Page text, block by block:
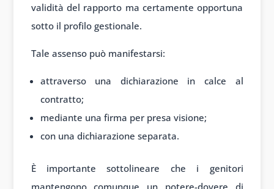
validità del rapporto ma certamente opportuna
sotto il profilo gestionale.
Tale assenso può manifestarsi:
attraverso una dichiarazione in calce al
contratto;
mediante una firma per presa visione;
con una dichiarazione separata.
È importante sottolineare che i genitori
mantengono comunque un potere-dovere di